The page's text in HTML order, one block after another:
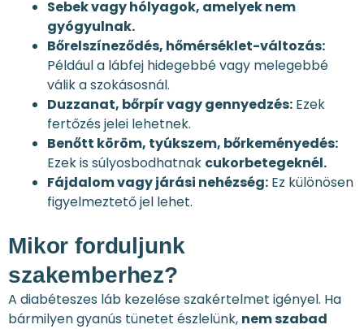
Sebek vagy hólyagok, amelyek nem
gyógyulnak.
Bőrelszíneződés, hőmérséklet-változás:
Például a lábfej hidegebbé vagy melegebbé
válik a szokásosnál.
Duzzanat, bőrpír vagy gennyedzés: Ezek
fertőzés jelei lehetnek.
Benőtt köröm, tyúkszem, bőrkeményedés:
Ezek is súlyosbodhatnak cukorbetegeknél.
Fájdalom vagy járási nehézség: Ez különösen
figyelmeztető jel lehet.
Mikor forduljunk
szakemberhez?
A diabéteszes láb kezelése szakértelmet igényel. Ha
bármilyen gyanús tünetet észlelünk, nem szabad